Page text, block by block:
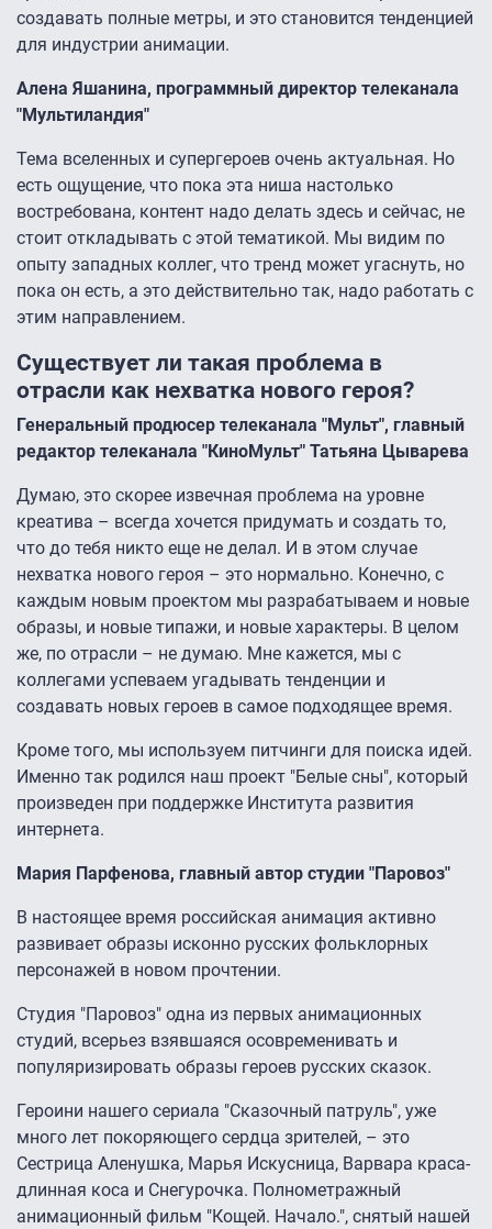
создавать полные метры, и это становится тенденцией
для индустрии анимации.
Алена Яшанина, программный директор телеканала
"Мультиландия"
Тема вселенных и супергероев очень актуальная. Но
есть ощущение, что пока эта ниша настолько
востребована, контент надо делать здесь и сейчас, не
стоит откладывать с этой тематикой. Мы видим по
опыту западных коллег, что тренд может угаснуть, но
пока он есть, а это действительно так, надо работать с
этим направлением.
Существует ли такая проблема в
отрасли как нехватка нового героя?
Генеральный продюсер телеканала "Мульт", главный
редактор телеканала "КиноМульт" Татьяна Цыварева
Думаю, это скорее извечная проблема на уровне
креатива – всегда хочется придумать и создать то,
что до тебя никто еще не делал. И в этом случае
нехватка нового героя – это нормально. Конечно, с
каждым новым проектом мы разрабатываем и новые
образы, и новые типажи, и новые характеры. В целом
же, по отрасли – не думаю. Мне кажется, мы c
коллегами успеваем угадывать тенденции и
создавать новых героев в самое подходящее время.
Кроме того, мы используем питчинги для поиска идей.
Именно так родился наш проект "Белые сны", который
произведен при поддержке Института развития
интернета.
Мария Парфенова, главный автор студии "Паровоз"
В настоящее время российская анимация активно
развивает образы исконно русских фольклорных
персонажей в новом прочтении.
Студия "Паровоз" одна из первых анимационных
студий, всерьез взявшаяся осовременивать и
популяризировать образы героев русских сказок.
Героини нашего сериала "Сказочный патруль", уже
много лет покоряющего сердца зрителей, – это
Сестрица Аленушка, Марья Искусница, Варвара краса-
длинная коса и Снегурочка. Полнометражный
анимационный фильм "Кощей. Начало.", снятый нашей